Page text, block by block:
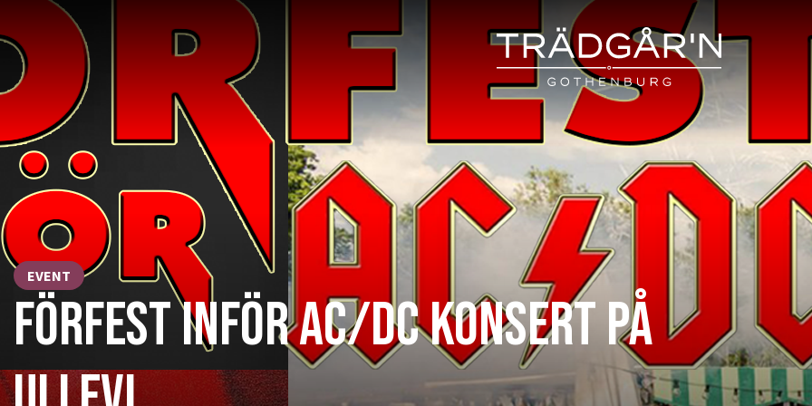
EVENT
FÖRFEST INFÖR AC/DC KONSERT PÅ